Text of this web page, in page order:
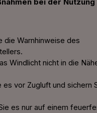
bei der Nutzung
die Warnhinweise des
Windlicht nicht in die
es vor Zugluft und sichern
es nur auf einem